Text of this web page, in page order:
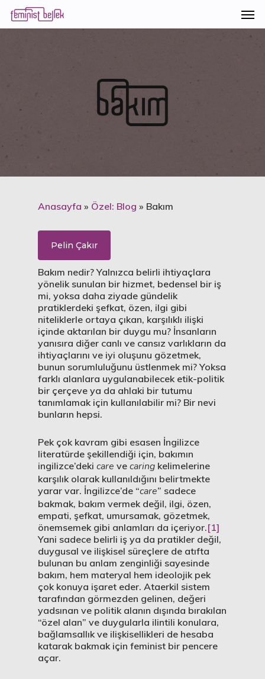
Anasayfa » Özel: Blog » Bakım
Pelin Çakır
Bakım nedir? Yalnızca belirli ihtiyaçlara
yönelik sunulan bir hizmet, bedensel bir iş
mi, yoksa daha ziyade gündelik
pratiklerdeki şefkat, özen, ilgi gibi
niteliklerle ortaya çıkan, karşılıklı ilişki
içinde aktarılan bir duygu mu? İnsanların
yanısıra diğer canlı ve cansız varlıkların da
ihtiyaçlarını ve iyi oluşunu gözetmek,
bunun sorumluluğunu üstlenmek mi? Yoksa
farklı alanlara uygulanabilecek etik-politik
bir çerçeve ya da ahlaki bir tutumu
tanımlamak için kullanılabilir mi? Bir nevi
bunların hepsi.
Pek çok kavram gibi esasen İngilizce
literatürde şekillendiği için, bakımın
ingilizce’dekicare vecaring kelimelerine
karşılık olarak kullanıldığını belirtmekte
yarar var. İngilizce’de “care” sadece
bakmak, bakım vermek değil, ilgi, özen,
empati, şefkat, umursamak, gözetmek,
önemsemek gibi anlamları da içeriyor.[1]
Yani sadece belirli iş ya da pratikler değil,
duygusal ve ilişkisel süreçlere de atıfta
bulunan bu anlam zenginliği sayesinde
bakım, hem materyal hem ideolojik pek
çok konuya işaret eder. Ataerkil sistem
tarafından görmezden gelinen, değeri
yadsınan ve politik alanın dışında bırakılan
“özel alan” ve duygularla ilintili konulara,
bağlamsallık ve ilişkisellikleri de hesaba
katarak bakmak için feminist bir pencere
açar.